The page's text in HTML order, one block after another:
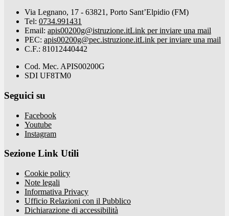
Via Legnano, 17 - 63821, Porto Sant’Elpidio (FM)
Tel: 0734.991431
Email: apis00200g@istruzione.itLink per inviare una mail
PEC: apis00200g@pec.istruzione.itLink per inviare una mail
C.F.: 81012440442
Cod. Mec. APIS00200G
SDI UF8TM0
Seguici su
Facebook
Youtube
Instagram
Sezione Link Utili
Cookie policy
Note legali
Informativa Privacy
Ufficio Relazioni con il Pubblico
Dichiarazione di accessibilità